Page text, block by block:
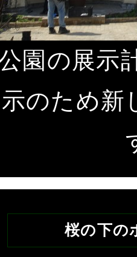
園の展示
のため新
桜の下の